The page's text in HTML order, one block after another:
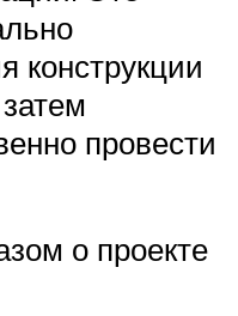
конструкции
провести
о проекте